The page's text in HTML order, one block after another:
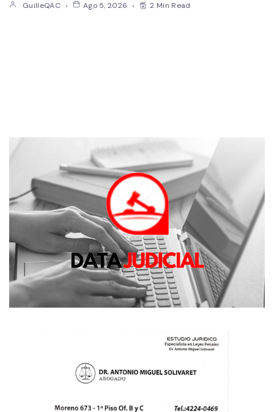
GuilleQAC Ago 5, 2026 2 Min Read